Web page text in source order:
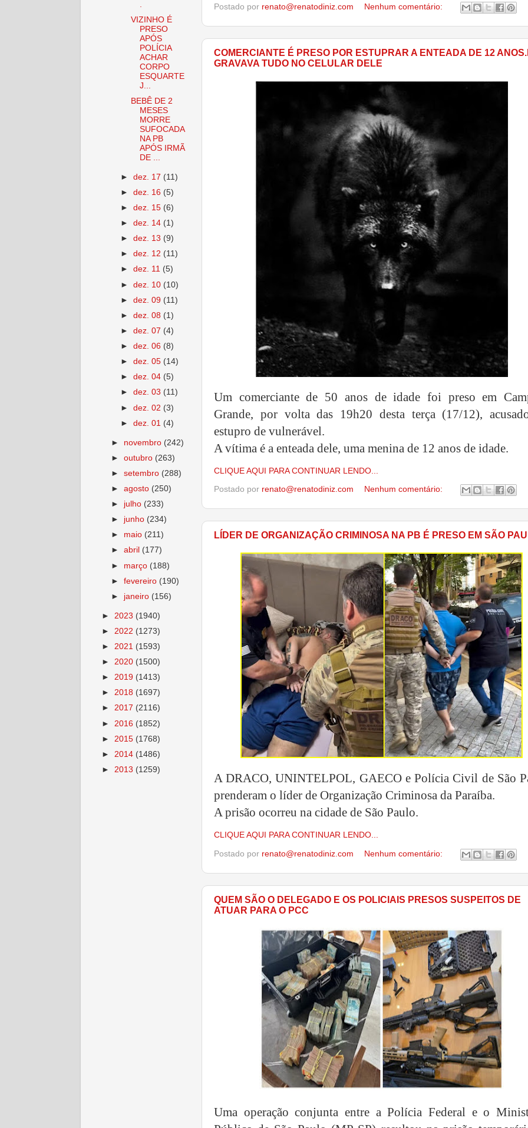
Postado por renato@renatodiniz.com Nenhum comentário:
COMERCIANTE É PRESO POR ESTUPRAR A ENTEADA DE 12
GRAVAVA TUDO NO CELULAR DELE
Um comerciante de 50 anos de idade foi preso em
Grande, por volta das 19h20 desta terça (17/12),
estupro de vulnerável.
A vítima é a enteada dele, uma menina de 12 anos de idade.
CLIQUE AQUI PARA CONTINUAR LENDO...
Postado por renato@renatodiniz.com Nenhum comentário:
LÍDER DE ORGANIZAÇÃO CRIMINOSA NA PB É PRESO EM SÃO
A DRACO, UNINTELPOL, GAECO e Polícia Civil de São
prenderam o líder de Organização Criminosa da Paraíba.
A prisão ocorreu na cidade de São Paulo.
CLIQUE AQUI PARA CONTINUAR LENDO...
Postado por renato@renatodiniz.com Nenhum comentário:
QUEM SÃO O DELEGADO E OS POLICIAIS PRESOS SUSPEITOS DE
ATUAR PARA O PCC
Uma operação conjunta entre a Polícia Federal e o
VIZINHO É
PRESO
APÓS
POLÍCIA
ACHAR
CORPO
ESQUARTE
J...
BEBÊ DE 2
MESES
MORRE
SUFOCADA
NA PB
APÓS IRMÃ
DE ...
►dez. 17 (11)
►dez. 16 (5)
►dez. 15 (6)
►dez. 14 (1)
►dez. 13 (9)
►dez. 12 (11)
►dez. 11 (5)
►dez. 10 (10)
►dez. 09 (11)
►dez. 08 (1)
►dez. 07 (4)
►dez. 06 (8)
►dez. 05 (14)
►dez. 04 (5)
►dez. 03 (11)
►dez. 02 (3)
►dez. 01 (4)
► novembro (242)
►outubro (263)
►setembro (288)
►agosto (250)
► julho (233)
► junho (234)
► maio (211)
►abril (177)
► março (188)
►fevereiro (190)
► janeiro (156)
► 2023 (1940)
► 2022 (1273)
► 2021 (1593)
► 2020 (1500)
► 2019 (1413)
► 2018 (1697)
► 2017 (2116)
► 2016 (1852)
► 2015 (1768)
► 2014 (1486)
► 2013 (1259)